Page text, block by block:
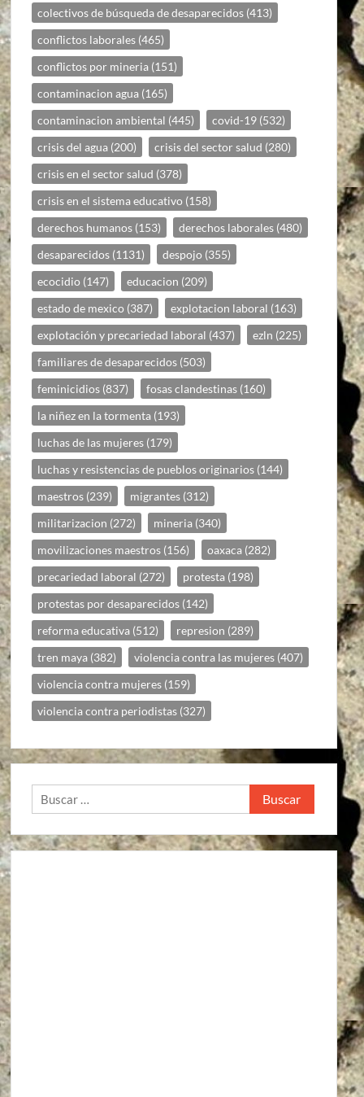
colectivos de búsqueda de desaparecidos (413)
conflictos laborales (465)
conflictos por mineria (151)
contaminacion agua (165)
contaminacion ambiental (445) covid-19 (532)
crisis del agua (200) crisis del sector salud (280)
crisis en el sector salud (378)
crisis en el sistema educativo (158)
derechos humanos (153) derechos laborales (480)
desaparecidos (1131) despojo (355)
ecocidio (147) educacion (209)
estado de mexico (387) explotacion laboral (163)
explotación y precariedad laboral (437) ezln (225)
familiares de desaparecidos (503)
feminicidios (837) fosas clandestinas (160)
la niñez en la tormenta (193)
luchas de las mujeres (179)
luchas y resistencias de pueblos originarios (144)
maestros (239) migrantes (312)
militarizacion (272) mineria (340)
movilizaciones maestros (156) oaxaca (282)
precariedad laboral (272) protesta (198)
protestas por desaparecidos (142)
reforma educativa (512) represion (289)
tren maya (382) violencia contra las mujeres (407)
violencia contra mujeres (159)
violencia contra periodistas (327)
Buscar: